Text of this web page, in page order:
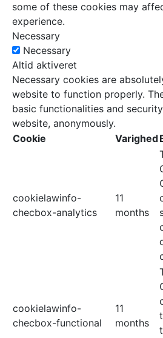
some of these cookies may
experience.
Necessary
Necessary
Altid aktiveret
Necessary cookies are
website to function properly.
basic functionalities and
website, anonymously.
Cookie
Varighed
cookielawinfo-
checbox-analytics
11
months
cookielawinfo-
checbox-functional
11
months